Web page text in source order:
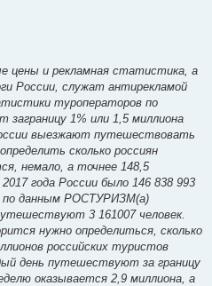
цены и рекламная статистика, а
России, служат антирекламой
туроператоров по
1% или 1,5 миллиона
выезжают путешествовать
сколько россиян
немало, а точнее 148,5
года России было 146 838 993
данным РОСТУРИЗМ(а)
3 161007 человек.
нужно определиться, сколько
российских туристов
день путешествуют за границу
оказывается 2,9 миллиона, а